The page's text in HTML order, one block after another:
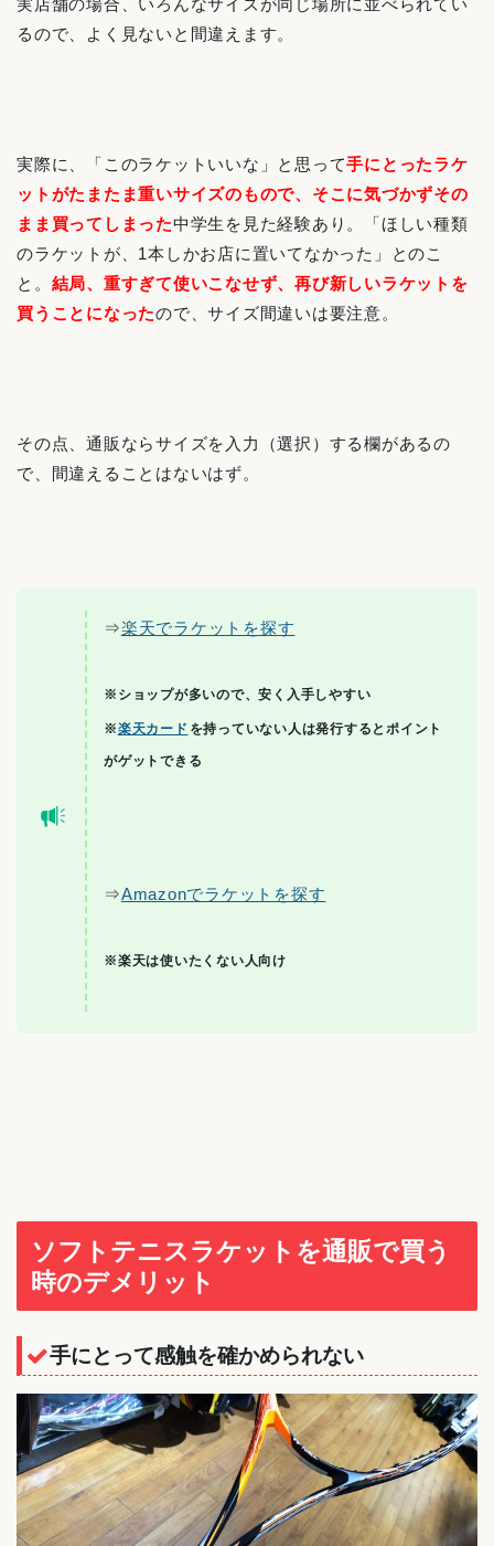
るので、よく見ないと間違えます。
実際に、「このラケットいいな」と思って手にとったラケ
ットがたまたま重いサイズのもので、そこに気づかずその
まま買ってしまった中学生を見た経験あり。「ほしい種類
のラケットが、1本しかお店に置いてなかった」とのこ
と。 結局、重すぎて使いこなせず、再び新しいラケットを
買うことになったので、サイズ間違いは要注意。
その点、通販ならサイズを入力（選択）する欄があるの
で、間違えることはないはず。
⇒楽天でラケットを探す
※ショップが多いので、安く入手しやすい
※楽天カード を持っていない人は発行するとポイント
がゲットできる
⇒Amazonでラケットを探す
※楽天は使いたくない人向け
ソフトテニスラケットを通販で買う
時のデメリット
手にとって感触を確かめられない